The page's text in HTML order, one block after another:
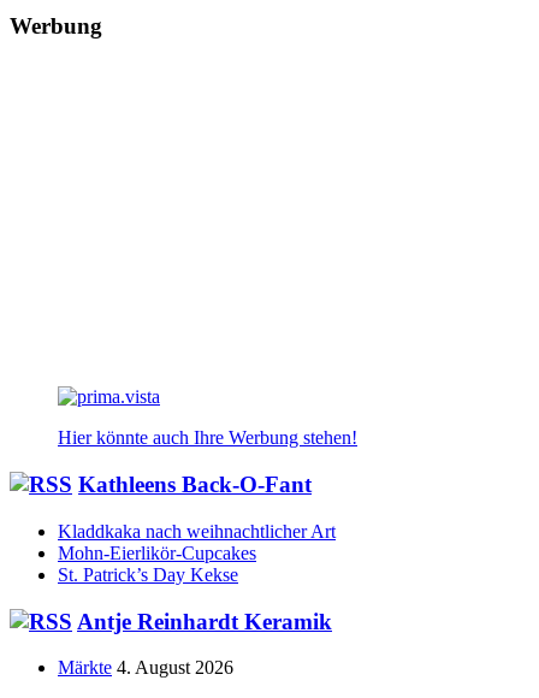
Werbung
Hier könnte auch Ihre Werbung stehen!
Kathleens Back-O-Fant
Kladdkaka nach weihnachtlicher Art
Mohn-Eierlikör-Cupcakes
St. Patrick’s Day Kekse
Antje Reinhardt Keramik
Märkte 4. August 2026